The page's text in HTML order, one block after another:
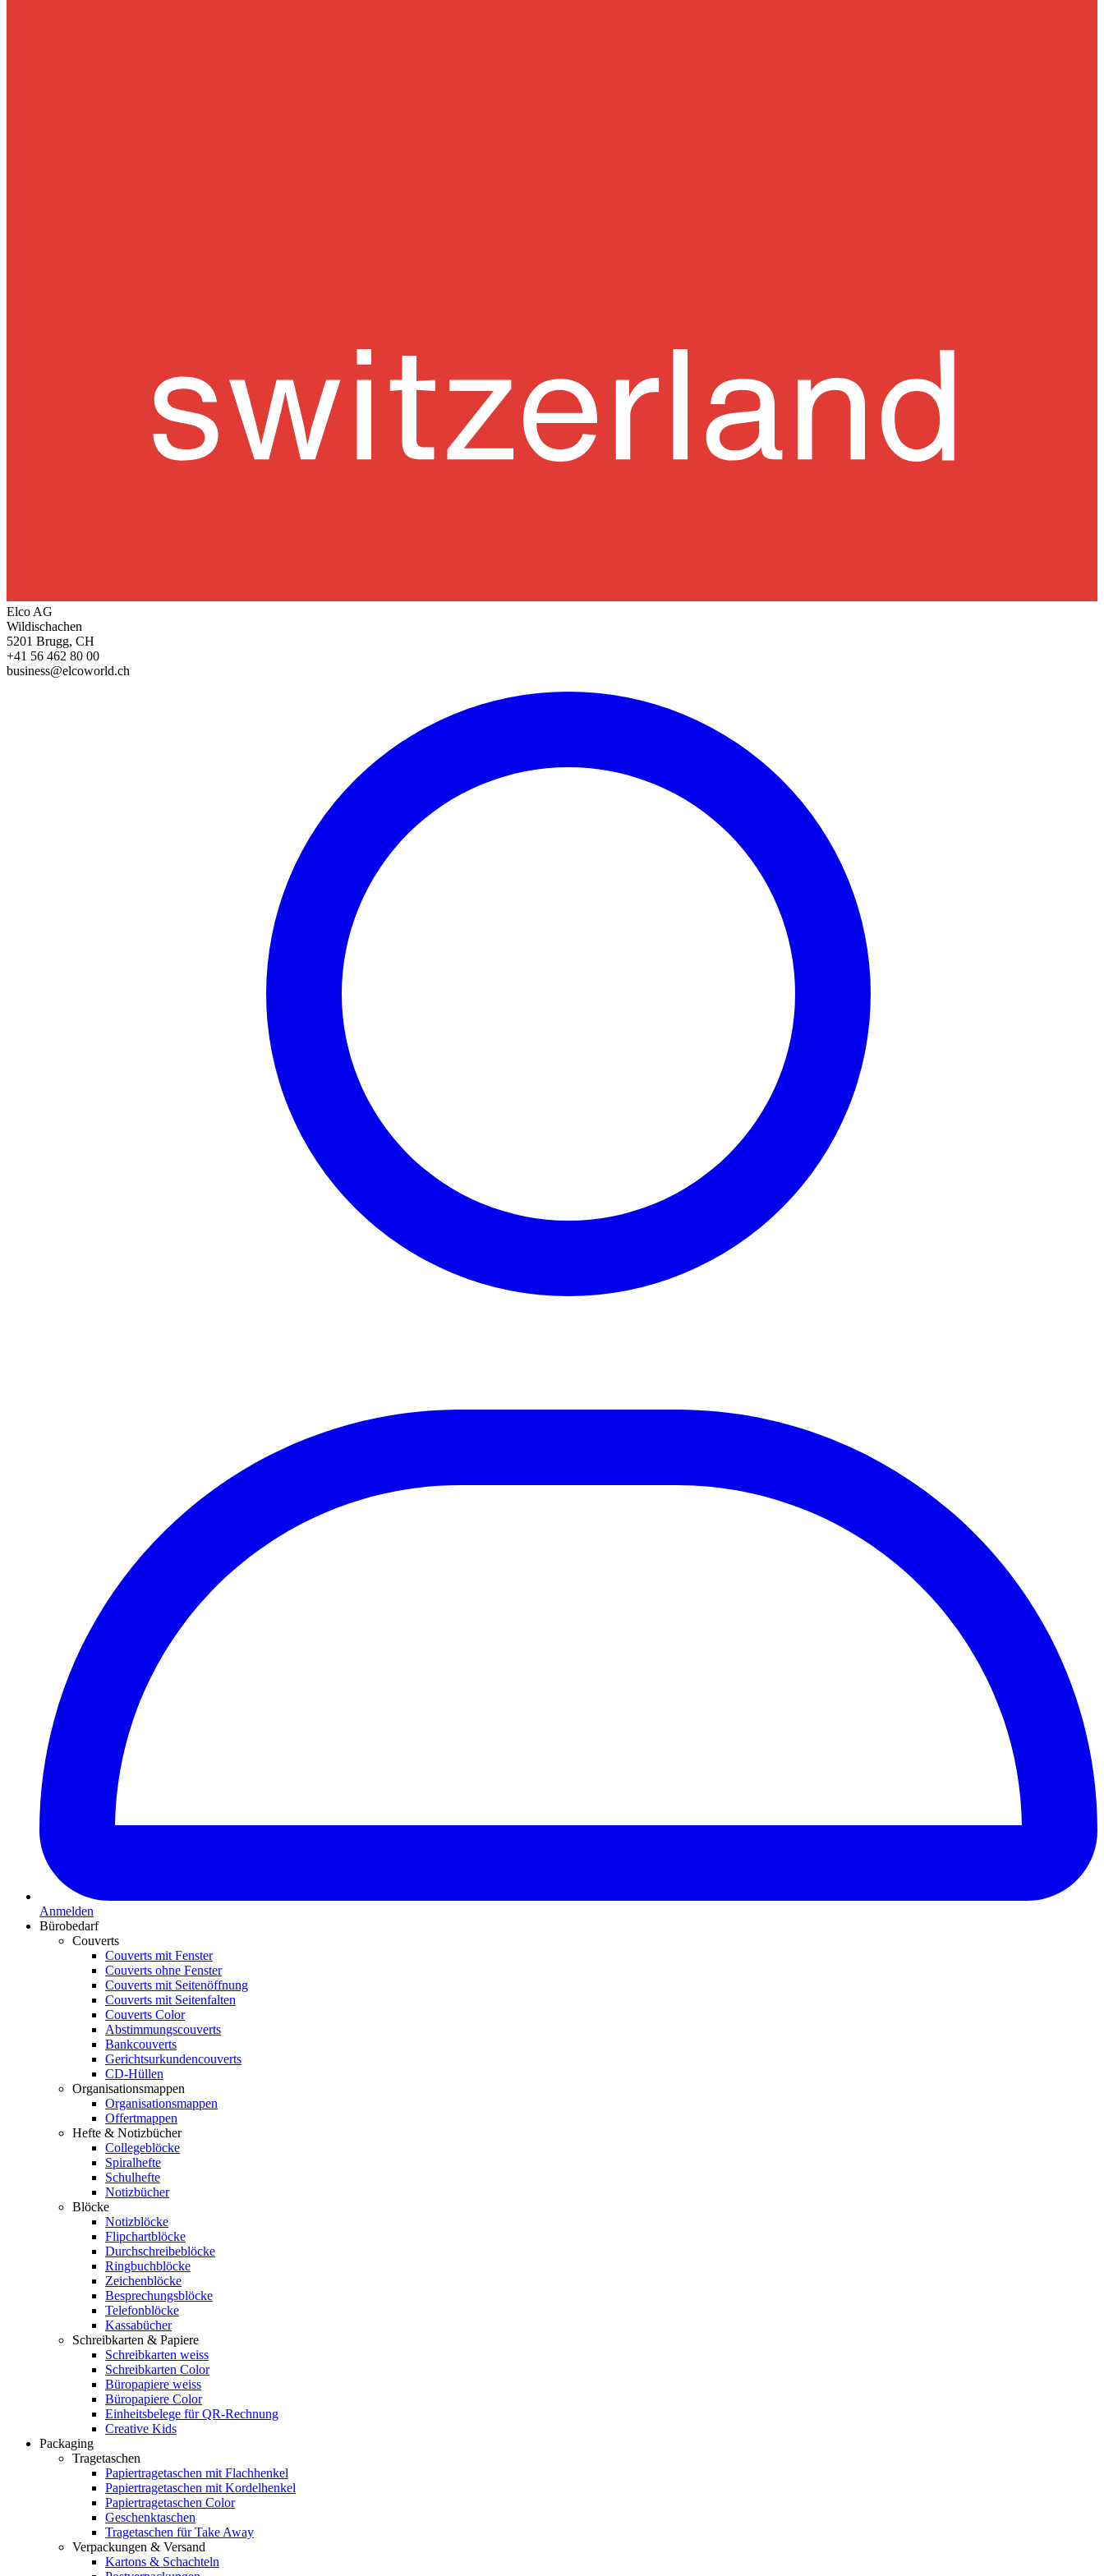
Elco AG
Wildischachen
5201 Brugg, CH
+41 56 462 80 00
business@elcoworld.ch
Anmelden
Bürobedarf
Couverts
Couverts mit Fenster
Couverts ohne Fenster
Couverts mit Seitenöffnung
Couverts mit Seitenfalten
Couverts Color
Abstimmungscouverts
Bankcouverts
Gerichtsurkundencouverts
CD-Hüllen
Organisationsmappen
Organisationsmappen
Offertmappen
Hefte & Notizbücher
Collegeblöcke
Spiralhefte
Schulhefte
Notizbücher
Blöcke
Notizblöcke
Flipchartblöcke
Durchschreibeblöcke
Ringbuchblöcke
Zeichenblöcke
Besprechungsblöcke
Telefonblöcke
Kassabücher
Schreibkarten & Papiere
Schreibkarten weiss
Schreibkarten Color
Büropapiere weiss
Büropapiere Color
Einheitsbelege für QR-Rechnung
Creative Kids
Packaging
Tragetaschen
Papiertragetaschen mit Flachhenkel
Papiertragetaschen mit Kordelhenkel
Papiertragetaschen Color
Geschenktaschen
Tragetaschen für Take Away
Verpackungen & Versand
Kartons & Schachteln